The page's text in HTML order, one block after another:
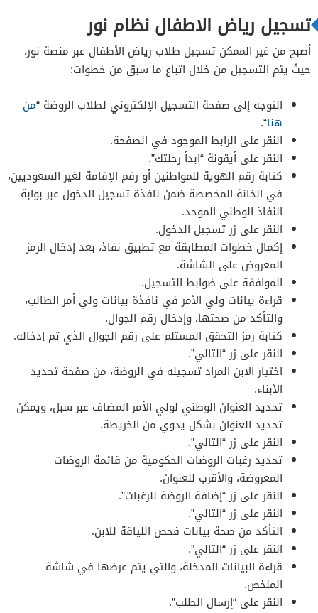
تسجيل رياض الاطفال نظام نور
أصبح من غير الممكن تسجيل طلاب رياض الأطفال عبر منصة نور،
حيثُ يتم التسجيل من خلال اتباع ما سبق من خطوات:
التوجه إلى صفحة التسجيل الإلكتروني لطلاب الروضة “من
هنا“.
النقر على الرابط الموجود في الصفحة.
النقر على أيقونة “ابدأ رحلتك”.
كتابة رقم الهوية للمواطنين أو رقم الإقامة لغير السعوديين،
في الخانة المخصصة ضمن نافذة تسجيل الدخول عبر بوابة
النفاذ الوطني الموحد.
النقر على زر تسجيل الدخول.
إكمال خطوات المطابقة مع تطبيق نفاذ، بعد إدخال الرمز
المعروض على الشاشة.
الموافقة على ضوابط التسجيل.
قراءة بيانات ولي الأمر في نافذة بيانات ولي أمر الطالب،
والتأكد من صحتها، وإدخال رقم الجوال.
كتابة رمز التحقق المستلم على رقم الجوال الذي تم إدخاله.
النقر على زر “التالي”.
اختيار الابن المراد تسجيله في الروضة، من صفحة تحديد
الأبناء.
تحديد العنوان الوطني لولي الأمر المضاف عبر سبل، ويمكن
تحديد العنوان بشكل يدوي من الخريطة.
النقر على زر “التالي”.
تحديد رغبات الروضات الحكومية من قائمة الروضات
المعروضة، والأقرب للعنوان.
النقر على زر “إضافة الروضة للرغبات”.
النقر على زر “التالي”.
التأكد من صحة بيانات فحص اللياقة للابن.
النقر على زر “التالي”.
قراءة البيانات المدخلة، والتي يتم عرضها في شاشة
الملخص.
النقر على “إرسال الطلب”.